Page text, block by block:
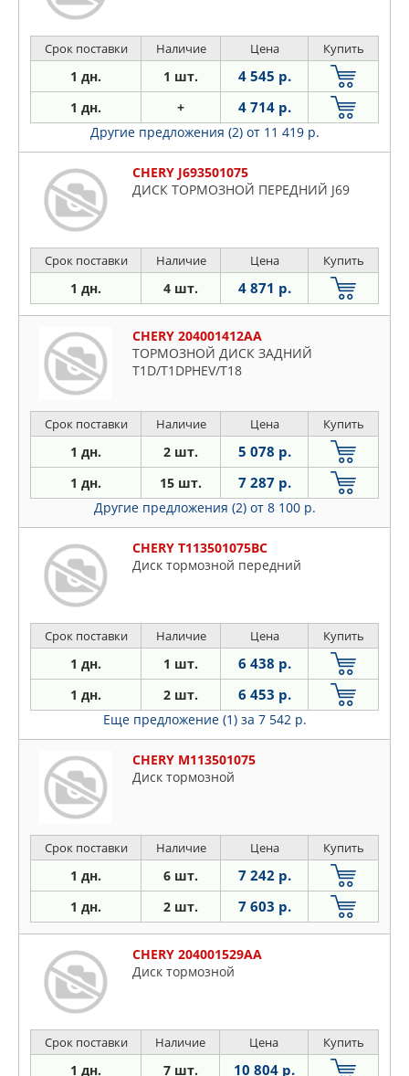
Срок поставки Наличие Цена Купить
1 дн. 1 шт. 4 545 р.
1 дн. + 4 714 р.
Другие предложения (2) от 11 419 р.
CHERY J693501075
ДИСК ТОРМОЗНОЙ ПЕРЕДНИЙ J69
Срок поставки Наличие Цена Купить
1 дн. 4 шт. 4 871 р.
CHERY 204001412AA
ТОРМОЗНОЙ ДИСК ЗАДНИЙ
T1D/T1DPHEV/T18
Срок поставки Наличие Цена Купить
1 дн. 2 шт. 5 078 р.
1 дн. 15 шт. 7 287 р.
Другие предложения (2) от 8 100 р.
CHERY T113501075BC
Диск тормозной передний
Срок поставки Наличие Цена Купить
1 дн. 1 шт. 6 438 р.
1 дн. 2 шт. 6 453 р.
Еще предложение (1) за 7 542 р.
CHERY M113501075
Диск тормозной
Срок поставки Наличие Цена Купить
1 дн. 6 шт. 7 242 р.
1 дн. 2 шт. 7 603 р.
CHERY 204001529AA
Диск тормозной
Срок поставки Наличие Цена Купить
1 дн. 7 шт. 10 804 р.